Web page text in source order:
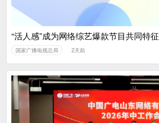
“活人感”成为网络综艺爆款节目共同特征
国家广播电视总局 2天前